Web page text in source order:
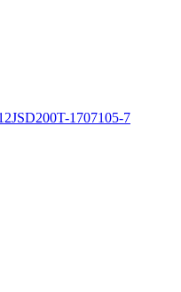
1707105-7